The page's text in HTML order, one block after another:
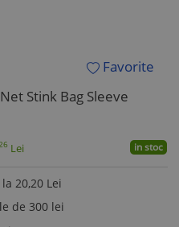
Favorite
Stink Bag Sleeve
Lei in stoc
20,20 Lei
de 300 lei